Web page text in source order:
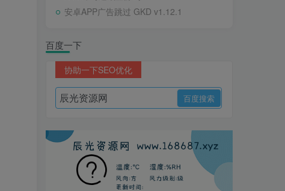
安卓APP广告跳过 GKD v1.12.1
百度一下
协助一下SEO优化